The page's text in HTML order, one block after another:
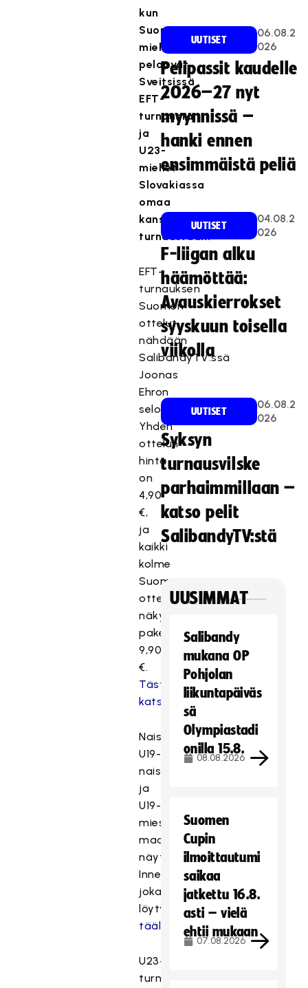
kun
Suomen
miehet
pelaavat
Sveitsissä
EFT-
turnausta
ja
U23-
miehet
Slovakiassa
omaa
kansainvälistä
turnaustaan.
EFT-
turnauksen
Suomen
ottelut
nähdään
SalibandyTV:ssä
Joonas
Ehron
selostamina.
Yhden
ottelun
hinta
on
4,90
€,
ja
kaikki
kolme
Suomen
ottelua
näkyvät
pakettihintaan
9,90
€.
Tästä
katsomaan.
Naisten,
U19-
naisten
ja
U19-
miesten
maaottelut
näyttää
InnebandyTV,
joka
löytyy
täältä
U23-
turnauksesta
UUTISET
06.08.2
026
Pelipassit kaudelle
2026–27 nyt
myynnissä –
hanki ennen
ensimmäistä peliä
UUTISET
04.08.2
026
F-liigan alku
häämöttää:
Avauskierrokset
syyskuun toisella
viikolla
UUTISET
06.08.2
026
Syksyn
turnausvilske
parhaimmillaan –
katso pelit
SalibandyTV:stä
UUSIMMAT
Salibandy
mukana OP
Pohjolan
liikuntapäiväs
sä
Olympiastadi
onilla 15.8.
08.08.2026
Suomen
Cupin
ilmoittautumi
saikaa
jatkettu 16.8.
asti – vielä
ehtii mukaan
07.08.2026